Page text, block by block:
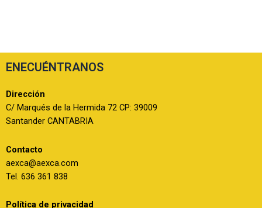
ENECUÉNTRANOS
Dirección
C/ Marqués de la Hermida 72 CP: 39009
Santander CANTABRIA
Contacto
aexca@aexca.com
Tel. 636 361 838
Política de privacidad